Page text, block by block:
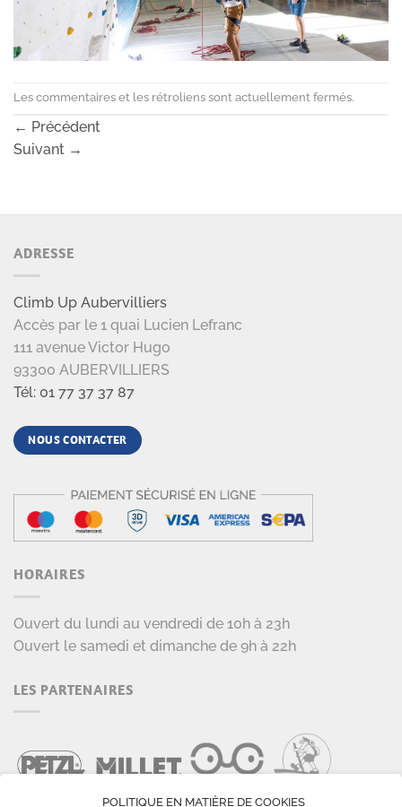
Les commentaires et les rétroliens sont actuellement fermés.
← Précédent
Suivant →
ADRESSE
Climb Up Aubervilliers
Accès par le 1 quai Lucien Lefranc
111 avenue Victor Hugo
93300 AUBERVILLIERS
Tél: 01 77 37 37 87
NOUS CONTACTER
HORAIRES
Ouvert du lundi au vendredi de 10h à 23h
Ouvert le samedi et dimanche de 9h à 22h
LES PARTENAIRES
POLITIQUE EN MATIÈRE DE COOKIES